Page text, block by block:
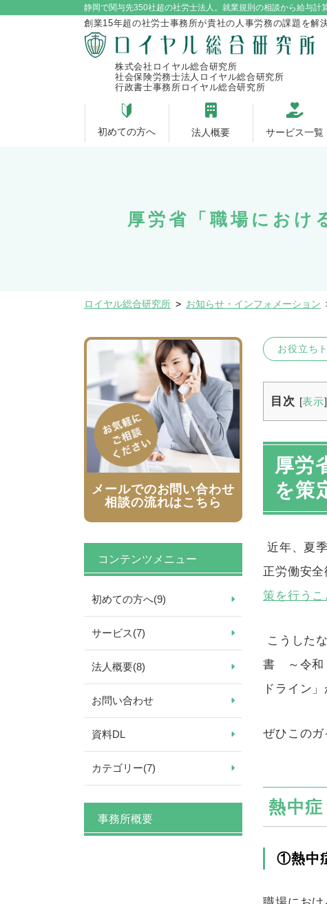
静岡で関与先350社超の社労士法人。就業規則の相談から給与計
創業15年超の社労士事務所が貴社の人事労務の課題を解
株式会社ロイヤル総合研究所
社会保険労務士法人ロイヤル総合研究所
行政書士事務所ロイヤル総合研究所
初めての方へ 法人概要 サービス一覧
厚労省「職場におけ
ロイヤル総合研究所 > お知らせ・インフォメーション
お役立ち
目次 [表示]
厚労
を策
近年、夏
正労働安
策を行うこ
こうした
書 ～令和
ドライン
ぜひこのガ
熱中
①熱中
メールでのお問い合わせ
相談の流れはこちら
コンテンツメニュー
初めての方へ(9)
サービス(7)
法人概要(8)
お問い合わせ
資料DL
カテゴリー(7)
事務所概要